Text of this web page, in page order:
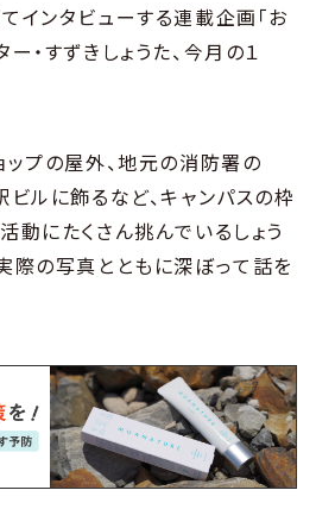
インタビューする連載企画「お
・すずきしょうた、今月の１
ップの屋外、地元の消防署の
ビルに飾るなど、キャンパスの枠
動にたくさん挑んでいるしょう
際の写真とともに深ぼって話を